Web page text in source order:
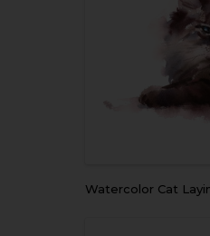
Watercolor Cat Laying Down Hand